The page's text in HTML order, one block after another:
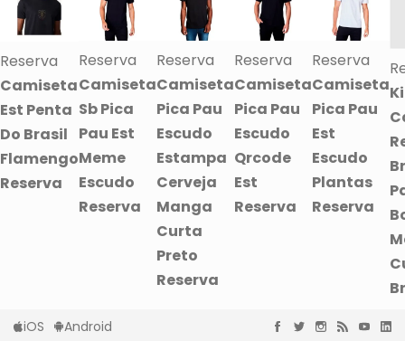
Reserva
Camiseta
Est Penta
Do Brasil
Flamengo
Reserva
Reserva
Camiseta
Sb Pica
Pau Est
Meme
Escudo
Reserva
Reserva
Camiseta
Pica Pau
Escudo
Estampa
Cerveja
Manga
Curta
Preto
Reserva
Reserva
Camiseta
Pica Pau
Escudo
Qrcode
Est
Reserva
Reserva
Camiseta
Pica Pau
Est
Escudo
Plantas
Reserva
iOS Android